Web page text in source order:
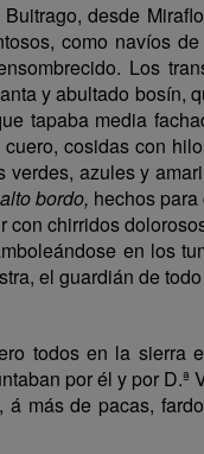
desde
como navíos
Los
y abultado bosín,
tapaba media
cosidas con
azules y
alto bordo, hechos
chirridos
en los
el guardián de
todos en la sierra
por él y por D.ª
más de pacas,